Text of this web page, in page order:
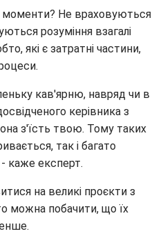
моменти? Не враховуються
розуміння взагалі
які є затратні частини,
кав'ярню, навряд чи в
керівника з
з'їсть твою. Тому таких
так і багато
- каже експерт.
на великі проєкти з
можна побачити, що їх